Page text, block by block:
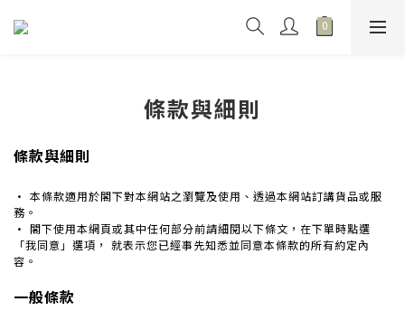
條款與細則
條款與細則
· 本條款適用於閣下對本網站之瀏覽及使用、透過本網站訂講貨品或服
務。
· 閣下使用本網頁或其中任何部分前請細閱以下條文， 在下單時點選
「我同意」選項， 就表示您已經事先知悉並同意本條款的所有約定內
容。
一般條款